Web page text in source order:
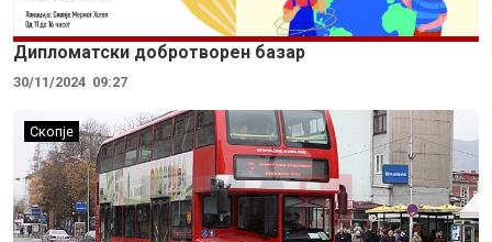
Дипломатски добротворен базар
30/11/2024 09:27
Скопје